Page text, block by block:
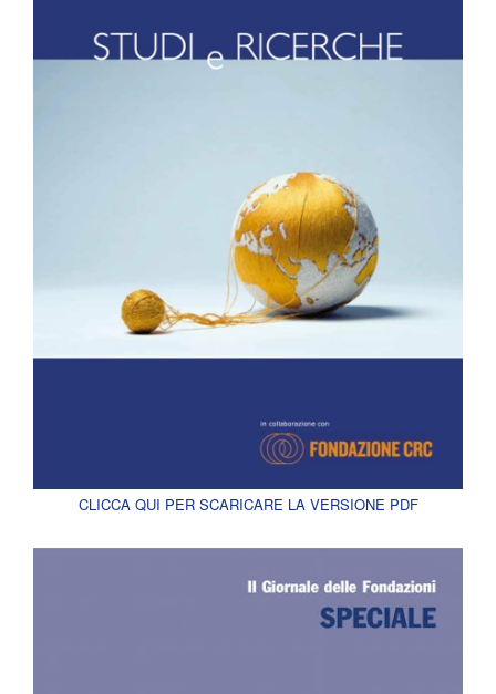
CLICCA QUI PER SCARICARE LA VERSIONE PDF